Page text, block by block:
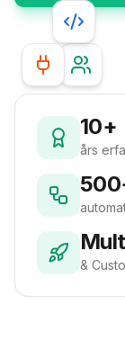
10+
års
&